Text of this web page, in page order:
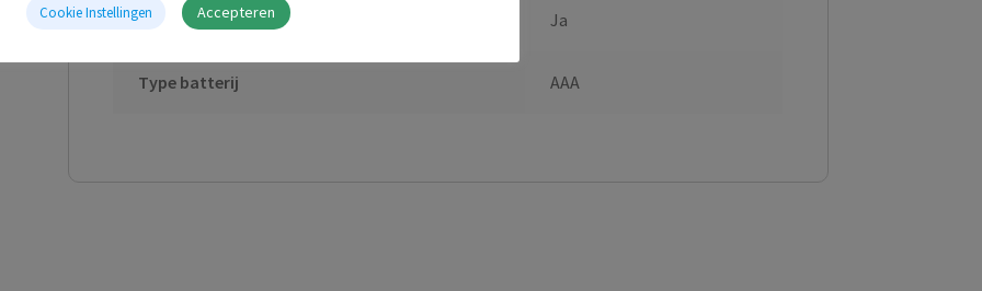
Draadloos Ja
Type batterij AAA
Cookie Instellingen Accepteren